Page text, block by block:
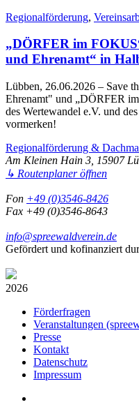
Regionalförderung,
„DÖRFER im
und Ehrenamt“ in
Lübben, 26.06.2026 – Save
Ehrenamt" und „DÖRFER
des Wertewandel e.V. und
vormerken!
Regionalförderung &
Am Kleinen Hain 3, 15907
↳ Routenplaner öffnen
Fon +49 (0)3546-8426
Fax +49 (0)3546-8643
info@spreewaldverein.de
Gefördert und kofinanziert
2026
Förderfragen
Veranstaltungen
Presse
Kontakt
Datenschutz
Impressum